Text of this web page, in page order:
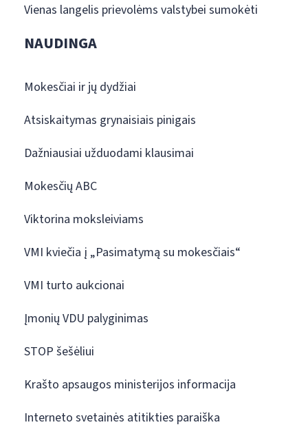
Vienas langelis prievolėms valstybei sumokėti
NAUDINGA
Mokesčiai ir jų dydžiai
Atsiskaitymas grynaisiais pinigais
Dažniausiai užduodami klausimai
Mokesčių ABC
Viktorina moksleiviams
VMI kviečia į „Pasimatymą su mokesčiais“
VMI turto aukcionai
Įmonių VDU palyginimas
STOP šešėliui
Krašto apsaugos ministerijos informacija
Interneto svetainės atitikties paraiška